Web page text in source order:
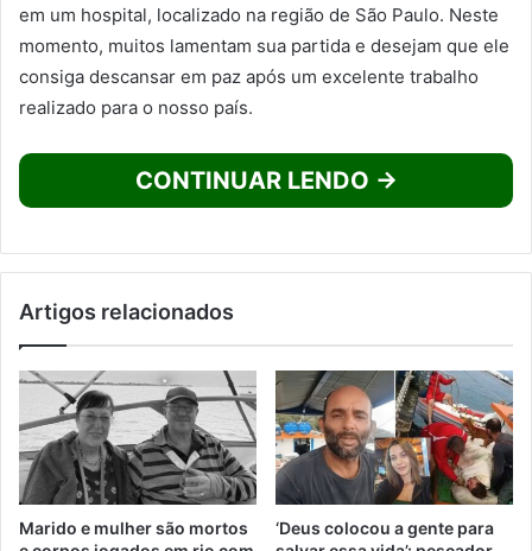
em um hospital, localizado na região de São Paulo. Neste
momento, muitos lamentam sua partida e desejam que ele
consiga descansar em paz após um excelente trabalho
realizado para o nosso país.
CONTINUAR LENDO →
Artigos relacionados
Marido e mulher são mortos
‘Deus colocou a gente para